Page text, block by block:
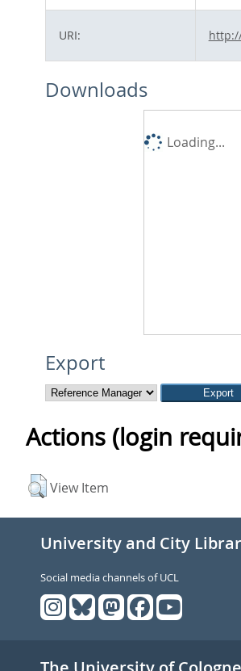
URI:
Downloads
Loading...
Export
Actions (login
View Item
University and City
Social media channels of UCL